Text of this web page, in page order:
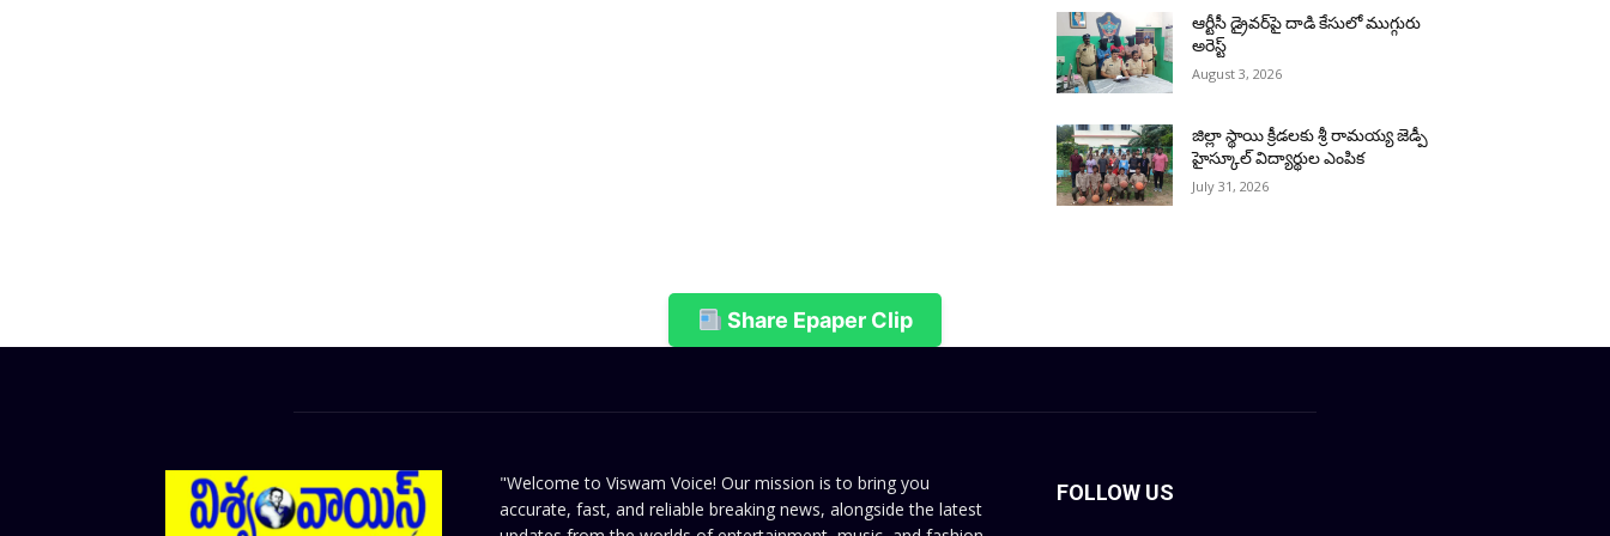
ఆర్టీసీ డ్రైవర్‌పై దాడి కేసులో ముగ్గురు
అరెస్ట్
August 3, 2026
జిల్లా స్థాయి క్రీడలకు శ్రీ రామయ్య జెడ్పీ
హైస్కూల్ విద్యార్థుల ఎంపిక
July 31, 2026
Share Epaper Clip
"Welcome to Viswam Voice! Our mission is to bring you
accurate, fast, and reliable breaking news, alongside the latest
FOLLOW US